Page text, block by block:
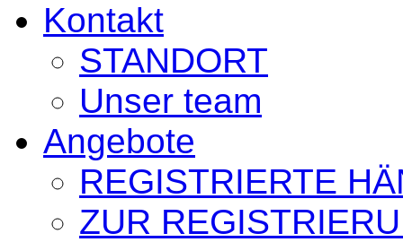
Kontakt
STANDORT
Unser team
Angebote
REGISTRIERTE
ZUR